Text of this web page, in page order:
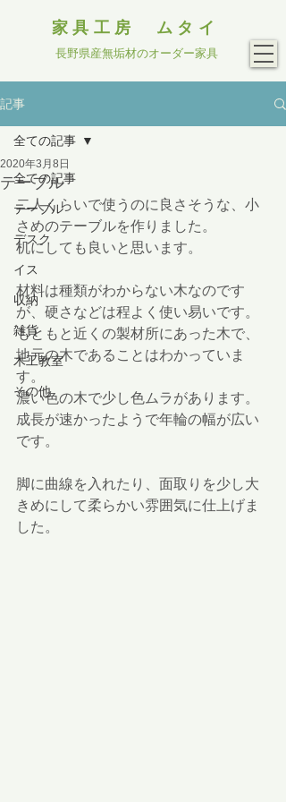
家具工房 ムタイ
長野県産無垢材のオーダー家具
記事
全ての記事
テーブル
デスク
イス
収納
雑貨
木工教室
その他
全ての記事
テーブル
2020年3月8日
二人くらいで使うのに良さそうな、小
さめのテーブルを作りました。
机にしても良いと思います。
材料は種類がわからない木なのです
が、硬さなどは程よく使い易いです。
もともと近くの製材所にあった木で、
地元の木であることはわかっていま
す。
濃い色の木で少し色ムラがあります。
成長が速かったようで年輪の幅が広い
です。
脚に曲線を入れたり、面取りを少し大
きめにして柔らかい雰囲気に仕上げま
した。